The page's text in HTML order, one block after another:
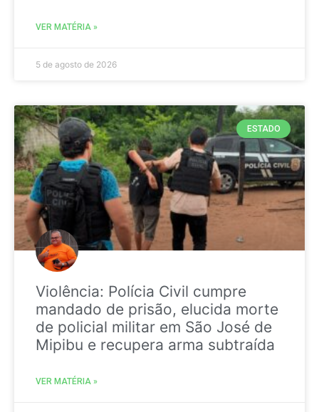
VER MATÉRIA »
5 de agosto de 2026
ESTADO
Violência: Polícia Civil cumpre
mandado de prisão, elucida morte
de policial militar em São José de
Mipibu e recupera arma subtraída
VER MATÉRIA »